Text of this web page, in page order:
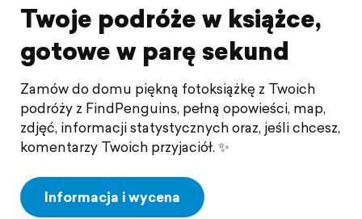
Twoje podróże w książce,
gotowe w parę sekund
Zamów do domu piękną fotoksiążkę z Twoich
podróży z FindPenguins, pełną opowieści, map,
zdjęć, informacji statystycznych oraz, jeśli chcesz,
komentarzy Twoich przyjaciół. ✨
Informacja i wycena